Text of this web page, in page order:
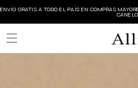
ENVÍO GRATIS A TODO EL PAÍS EN COMPRAS
